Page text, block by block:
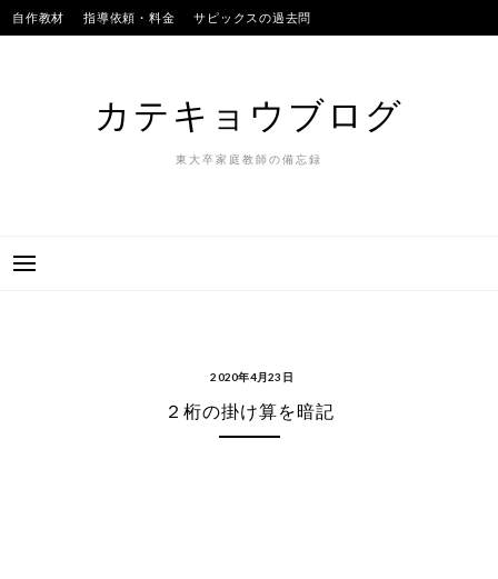
Skip
to
自作教材 指導依頼・料金 サピックスの過去問
カテキョウブログ
東大卒家庭教師の備忘録
2020年4月23日
２桁の掛け算を暗記